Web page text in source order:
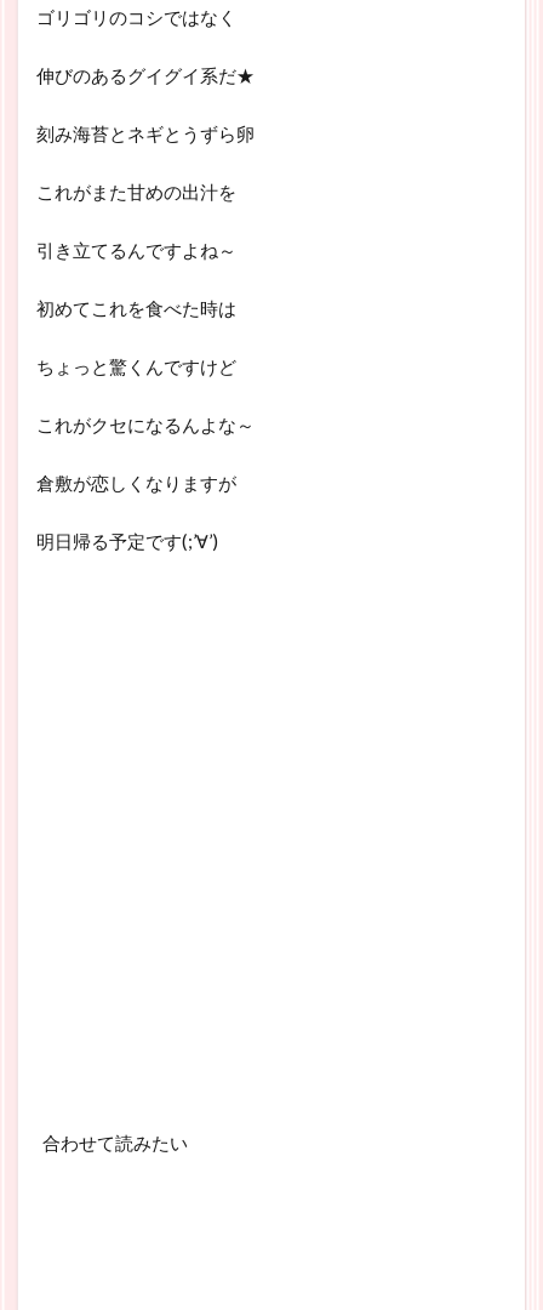
ゴリゴリのコシではなく
伸びのあるグイグイ系だ★
刻み海苔とネギとうずら卵
これがまた甘めの出汁を
引き立てるんですよね～
初めてこれを食べた時は
ちょっと驚くんですけど
これがクセになるんよな～
倉敷が恋しくなりますが
明日帰る予定です(;’∀’)
合わせて読みたい